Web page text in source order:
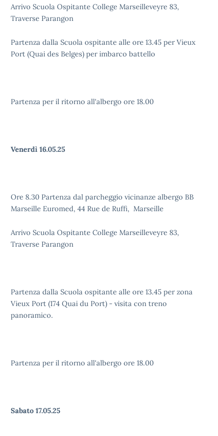
Arrivo Scuola Ospitante College Marseilleveyre 83,
Traverse Parangon
Partenza dalla Scuola ospitante alle ore 13.45 per Vieux
Port (Quai des Belges) per imbarco battello
Partenza per il ritorno all'albergo ore 18.00
Venerdì 16.05.25
Ore 8.30 Partenza dal parcheggio vicinanze albergo BB
Marseille Euromed, 44 Rue de Ruffi, Marseille
Arrivo Scuola Ospitante College Marseilleveyre 83,
Traverse Parangon
Partenza dalla Scuola ospitante alle ore 13.45 per zona
Vieux Port (174 Quai du Port) - visita con treno
panoramico.
Partenza per il ritorno all'albergo ore 18.00
Sabato 17.05.25